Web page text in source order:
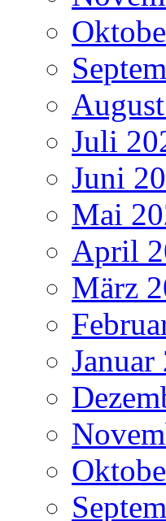
Juli
Juni
Mai
April
März
Januar